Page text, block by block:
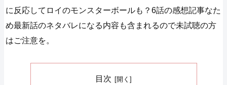
に反応してロイのモンスターボールも？6話の感想記事なた
め最新話のネタバレになる内容も含まれるので未試聴の方
はご注意を。
目次